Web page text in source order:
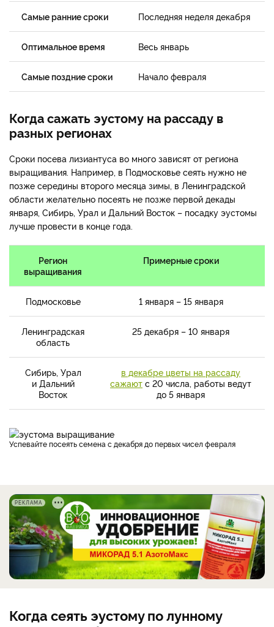
Самые ранние сроки Последняя неделя декабря
Оптимальное время Весь январь
Самые поздние сроки Начало февраля
Когда сажать эустому на рассаду в
разных регионах
Сроки посева лизиантуса во много зависят от региона
выращивания. Например, в Подмосковье сеять нужно не
позже середины второго месяца зимы, в Ленинградской
области желательно посеять не позже первой декады
января, Сибирь, Урал и Дальний Восток – посадку эустомы
лучше провести в конце года.
Регион
выращивания
Примерные сроки
Подмосковье 1 января – 15 января
Ленинградская
область
25 декабря – 10 января
Сибирь, Урал
и Дальний
Восток
в декабре цветы на рассаду
сажают с 20 числа, работы ведут
до 5 января
Успевайте посеять семена с декабря до первых чисел февраля
РЕКЛАМА
Когда сеять эустому по лунному